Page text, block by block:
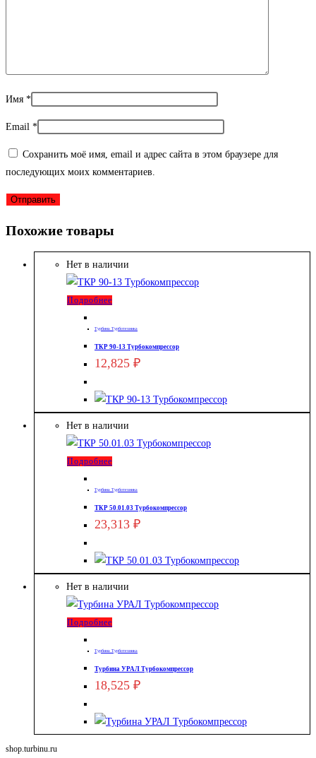
Имя *
Email *
Сохранить моё имя, email и адрес сайта в этом браузере для
последующих моих комментариев.
Похожие товары
Нет в наличии
Подробнее
Турбина Турботехника
ТКР 90-13 Турбокомпрессор
12,825 ₽
Нет в наличии
Подробнее
Турбина Турботехника
ТКР 50.01.03 Турбокомпрессор
23,313 ₽
Нет в наличии
Подробнее
Турбина Турботехника
Турбина УРАЛ Турбокомпрессор
18,525 ₽
shop.turbinu.ru